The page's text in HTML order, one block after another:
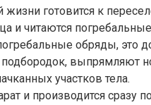
готовится к
и читаются
обряды, это
выпрямляют
участков тела.
и производится